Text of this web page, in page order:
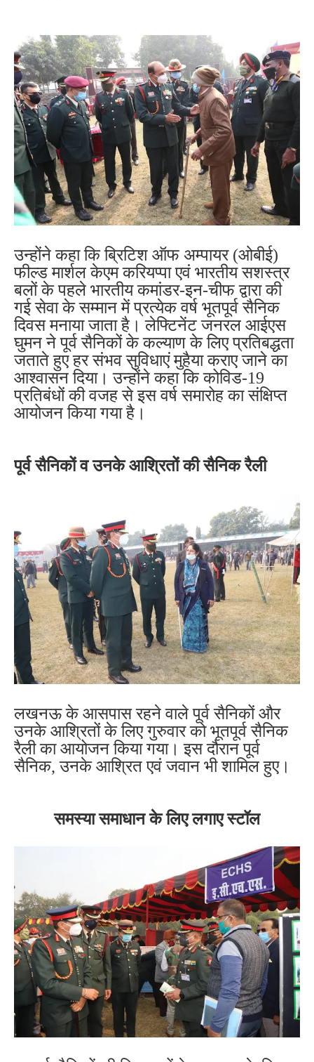
उन्होंने कहा कि ब्रिटिश ऑफ अम्पायर (ओबीई)
फील्ड मार्शल केएम करियप्पा एवं भारतीय सशस्त्र
बलों के पहले भारतीय कमांडर-इन-चीफ द्वारा की
गई सेवा के सम्मान में प्रत्येक वर्ष भूतपूर्व सैनिक
दिवस मनाया जाता है। लेफ्टिनेंट जनरल आईएस
घुमन ने पूर्व सैनिकों के कल्याण के लिए प्रतिबद्धता
जताते हुए हर संभव सुविधाएं मुहैया कराए जाने का
आश्वासन दिया। उन्होंने कहा कि कोविड-19
प्रतिबंधों की वजह से इस वर्ष समारोह का संक्षिप्त
आयोजन किया गया है।
पूर्व सैनिकों व उनके आश्रितोंकीसैनिक रैली
लखनऊ के आसपास रहने वाले पूर्व सैनिकों और
उनके आश्रितों के लिए गुरुवार को भूतपूर्व सैनिक
रैली का आयोजन किया गया। इस दौरान पूर्व
सैनिक, उनके आश्रित एवं जवान भी शामिल हुए।
समस्या समाधान के लिए लगाए स्टॉल